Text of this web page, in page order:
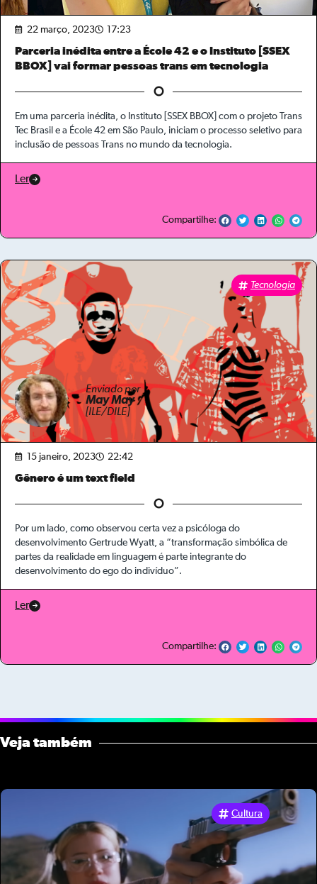
22 março, 2023 17:23
Parceria inédita entre a École 42 e o Instituto [SSEX
BBOX] vai formar pessoas trans em tecnologia
Em uma parceria inédita, o Instituto [SSEX BBOX] com o projeto Trans
Tec Brasil e a École 42 em São Paulo, iniciam o processo seletivo para
inclusão de pessoas Trans no mundo da tecnologia.
Ler
Compartilhe:
Tecnologia
Enviado por
May May
[ILE/DILE]
15 janeiro, 2023 22:42
Gênero é um text field
Por um lado, como observou certa vez a psicóloga do
desenvolvimento Gertrude Wyatt, a “transformação simbólica de
partes da realidade em linguagem é parte integrante do
desenvolvimento do ego do indivíduo”.
Ler
Compartilhe:
Veja também
Cultura